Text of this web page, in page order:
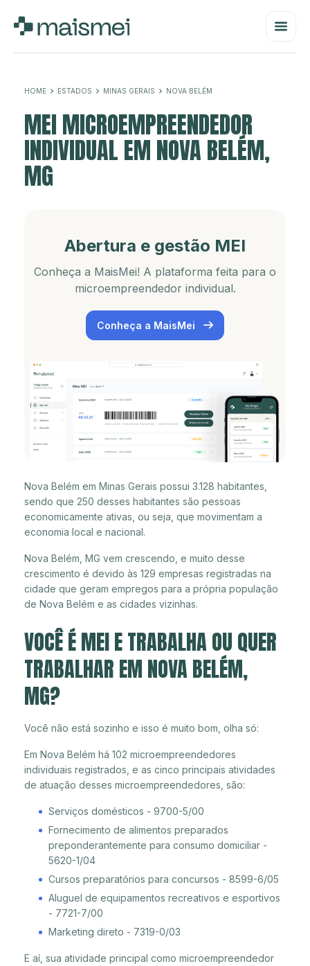
HOME ESTADOS MINAS GERAIS NOVA BELÉM
MEI MICROEMPREENDEDOR
INDIVIDUAL EM NOVA BELÉM,
MG
Abertura e gestão MEI
Conheça a MaisMei! A plataforma feita para o
microempreendedor individual.
Conheça a MaisMei
Nova Belém em Minas Gerais possui 3.128 habitantes,
sendo que 250 desses habitantes são pessoas
economicamente ativas, ou seja, que movimentam a
economia local e nacional.
Nova Belém, MG vem crescendo, e muito desse
crescimento é devido às 129 empresas registradas na
cidade que geram empregos para a própria população
de Nova Belém e as cidades vizinhas.
VOCÊ É MEI E TRABALHA OU QUER
TRABALHAR EM NOVA BELÉM,
MG?
Você não está sozinho e isso é muito bom, olha só:
Em Nova Belém há 102 microempreendedores
individuais registrados, e as cinco principais atividades
de atuação desses microempreendedores, são:
Serviços domésticos - 9700-5/00
Fornecimento de alimentos preparados
preponderantemente para consumo domiciliar -
5620-1/04
Cursos preparatórios para concursos - 8599-6/05
Aluguel de equipamentos recreativos e esportivos
- 7721-7/00
Marketing direto - 7319-0/03
E aí, sua atividade principal como microempreendedor